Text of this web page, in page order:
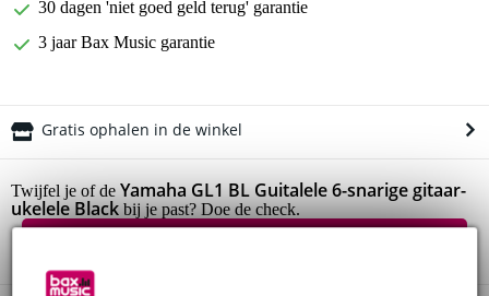
30 dagen 'niet goed geld terug' garantie
3 jaar Bax Music garantie
Gratis ophalen in de winkel
Twijfel je of de Yamaha GL1 BL Guitalele 6-snarige gitaar-
ukelele Blackbij je past? Doe de check.